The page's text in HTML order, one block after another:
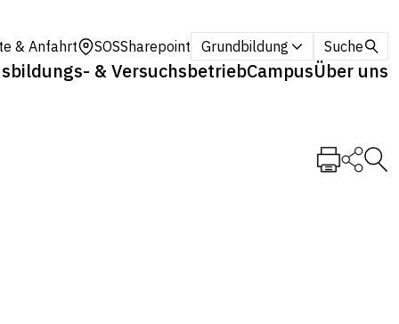
& Anfahrt SOSSharepoint Grundbildung Suche
& VersuchsbetriebCampusÜber uns